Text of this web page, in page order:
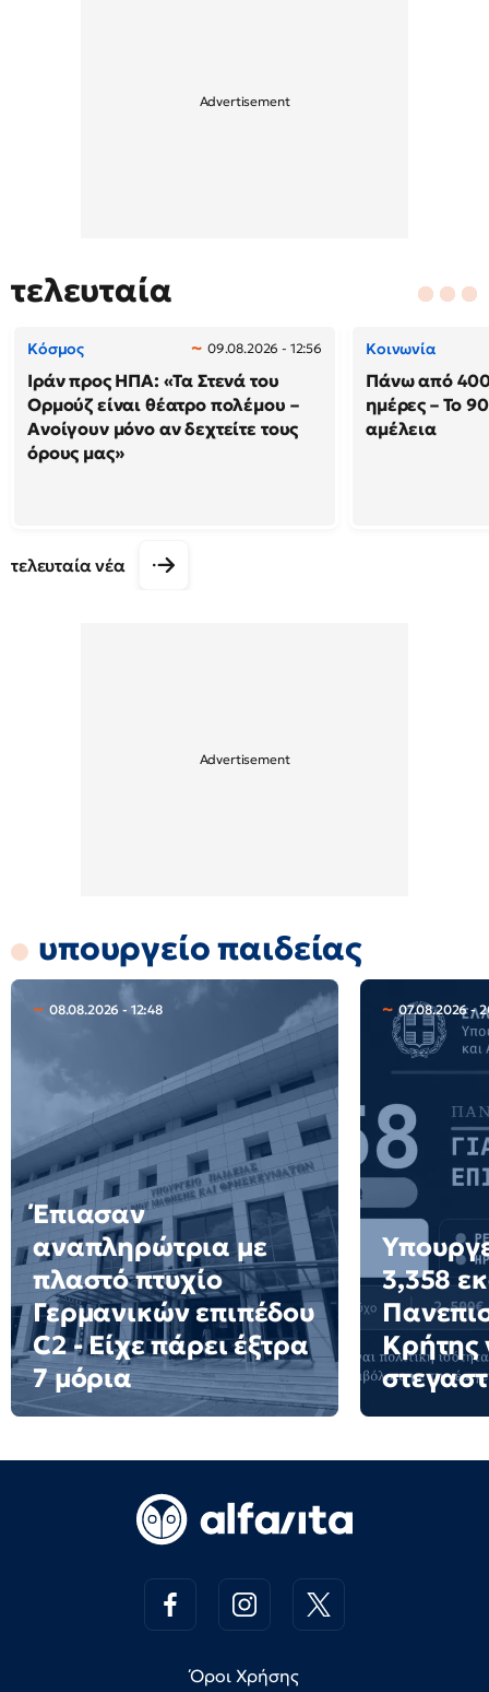
τελευταία
Κόσμος 09.08.2026 - 12:56
Ιράν προς ΗΠΑ: «Τα Στενά του
Ορμούζ είναι θέατρο πολέμου –
Ανοίγουν μόνο αν δεχτείτε τους
όρους μας»
Κοινωνία
Πάνω από
ημέρες – Το
αμέλεια
τελευταία νέα
υπουργείο παιδείας
08.08.2026 - 12:48
Έπιασαν
αναπληρώτρια με
πλαστό πτυχίο
Γερμανικών επιπέδου
C2 - Είχε πάρει έξτρα
7 μόρια
07.08.2026 -
3,358
Κρήτης
Όροι Χρήσης